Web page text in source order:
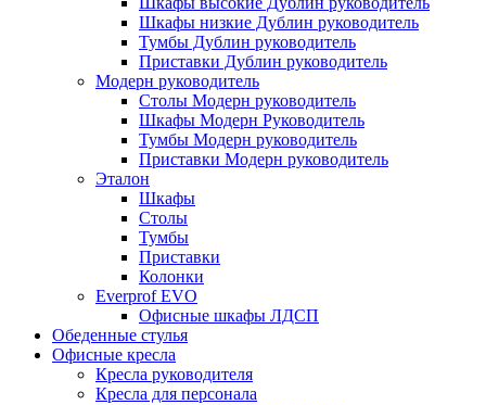
Шкафы низкие Дублин руководитель
Тумбы Дублин руководитель
Приставки Дублин руководитель
Модерн руководитель
Столы Модерн руководитель
Шкафы Модерн Руководитель
Тумбы Модерн руководитель
Приставки Модерн руководитель
Эталон
Шкафы
Столы
Тумбы
Приставки
Колонки
Everprof EVO
Офисные шкафы ЛДСП
Обеденные стулья
Офисные кресла
Кресла руководителя
Кресла для персонала